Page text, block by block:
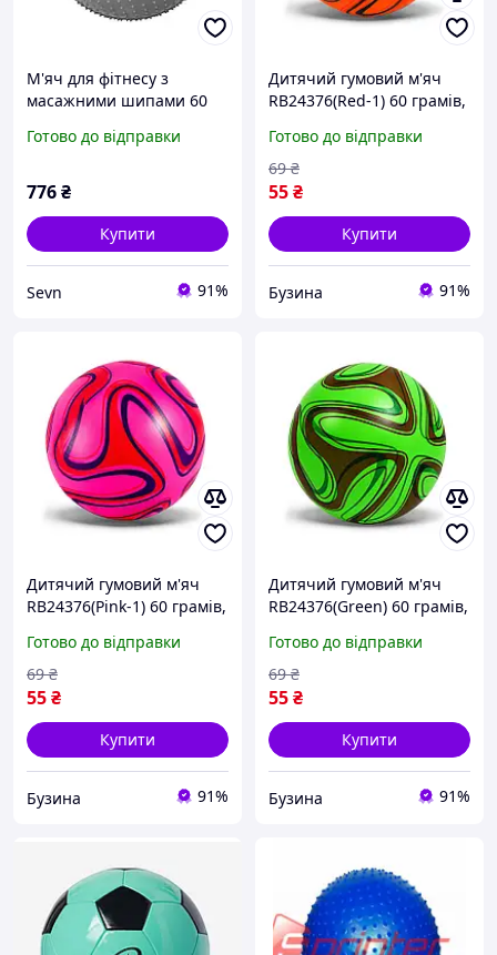
М'яч для фітнесу з
масажними шипами 60
Готово до відправки
776₴
Купити
Sevn 91%
Дитячий гумовий м'яч
RB24376(Red-1) 60 грамів,
Готово до відправки
55₴
69 ₴
Купити
Бузина 91%
Дитячий гумовий м'яч
RB24376(Pink-1) 60 грамів,
Готово до відправки
55₴
69 ₴
Купити
Бузина 91%
Дитячий гумовий м'яч
RB24376(Green) 60 грамів,
Готово до відправки
55₴
69 ₴
Купити
Бузина 91%